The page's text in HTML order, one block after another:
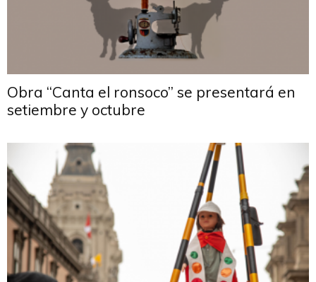
Obra “Canta el ronsoco” se presentará en
setiembre y octubre